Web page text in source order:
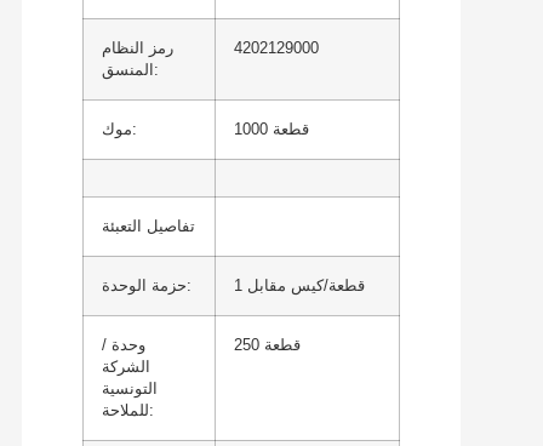
رمز النظام
المنسق:
4202129000
موك: 1000 قطعة
تفاصيل التعبئة
حزمة الوحدة: 1 قطعة/كيس مقابل
وحدة /
الشركة
التونسية
للملاحة:
250 قطعة